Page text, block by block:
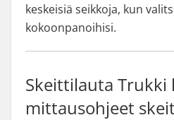
keskeisiä seikkoja, kun
kokoonpanoihisi.
Skeittilauta Trukki
mittausohjeet